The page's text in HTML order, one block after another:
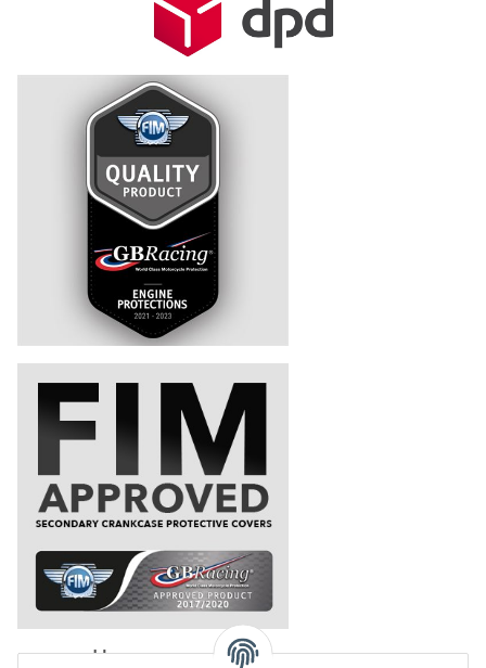
powered by